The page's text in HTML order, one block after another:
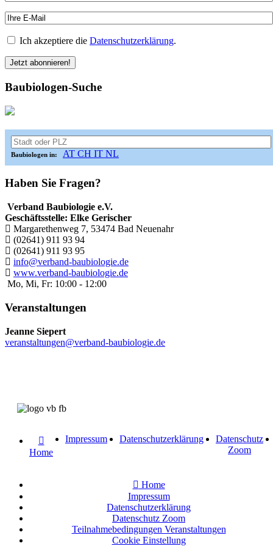
Ich akzeptiere die Datenschutzerklärung.
Baubiologen-Suche
Baubiologen in: AT CH IT NL
Haben Sie Fragen?
Verband Baubiologie e.V.
Geschäftsstelle: Elke Gerischer
Margarethenweg 7, 53474 Bad Neuenahr
(02641) 911 93 94
(02641) 911 93 95
info@verband-baubiologie.de
www.verband-baubiologie.de
Mo, Mi, Fr: 10:00 - 12:00
Veranstaltungen
Jeanne Siepert
veranstaltungen@verband-baubiologie.de
Home
Impressum Datenschutzerklärung
Datenschutz
Zoom
Home
Impressum
Datenschutzerklärung
Datenschutz Zoom
Teilnahmebedingungen Veranstaltungen
Cookie Einstellung